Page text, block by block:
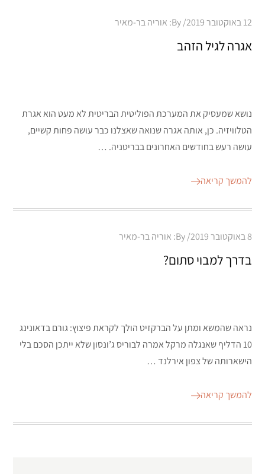
Posted
12 באוקטובר 2019 By: אוריה בר-מאיר
אגרה לגיל הזהב
נושא שמעסיק את המערכת הפוליטית הבריטית לא מעט הוא אגרת
הטלוויזיה. כן, אותה אגרה שנואה שאצלנו כבר עושה פחות קשיים,
עושה רעש בחודשים האחרונים בבריטניה. …
להמשך קריאה
Posted
8 באוקטובר 2019 By: אוריה בר-מאיר
בדרך למבוי סתום?
נראה שהמשא ומתן על הברקזיט הולך לקראת פיצוץ: גורם בדאונינג
10 הדליף שאנגלה מרקל אמרה לבוריס ג’ונסון שלא ייתכן הסכם בלי
הישארותה של צפון אירלנד …
להמשך קריאה